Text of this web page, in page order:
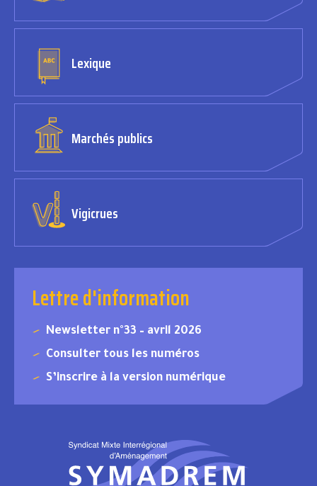
Lexique
Marchés publics
Vigicrues
Lettre d'information
Newsletter n°33 – avril 2026
Consulter tous les numéros
S’inscrire à la version numérique